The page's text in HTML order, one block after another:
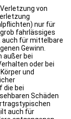
von
nur für
fahrlässiges
auch für mittelbare
Gewinn.
außer bei
oder bei
und
die bei
Schäden
auch für